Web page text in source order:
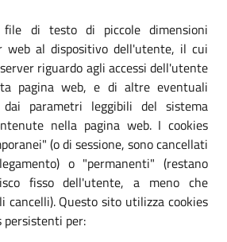
di testo di piccole dimensioni
web al dispositivo dell'utente, il cui
riguardo agli accessi dell'utente
pagina web, e di altre eventuali
parametri leggibili del sistema
nella pagina web. I cookies
(o di sessione, sono cancellati
o "permanenti" (restano
fisso dell'utente, a meno che
cancelli). Questo sito utilizza cookies
persistenti per: